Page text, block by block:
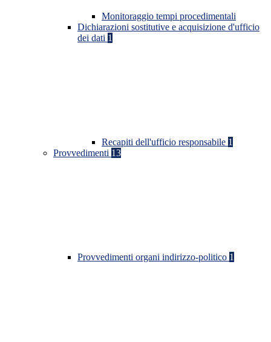
Monitoraggio tempi procedimentali
Dichiarazioni sostitutive e acquisizione d'ufficio
dei dati 1
Recapiti dell'ufficio responsabile 1
Provvedimenti 13
Provvedimenti organi indirizzo-politico 1